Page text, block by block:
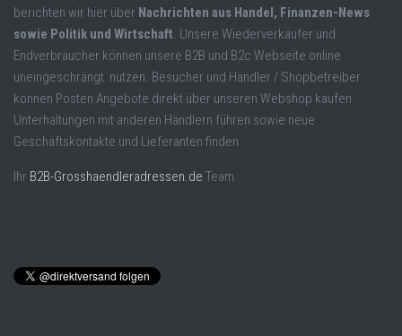
berichten wir hier über Nachrichten aus Handel, Finanzen-News
sowie Politik und Wirtschaft . Unsere Wiederverkäufer und
Endverbraucher können unsere B2B und B2c Webseite online
uneingeschrängt nutzen. Besucher und Händler / Shopbetreiber
können Posten Angebote direkt über unseren Webshop kaufen.
Unterhaltungen mit anderen Händlern führen sowie neue
Geschäftskontakte und Lieferanten finden.
Ihr B2B-Grosshaendleradressen.de Team